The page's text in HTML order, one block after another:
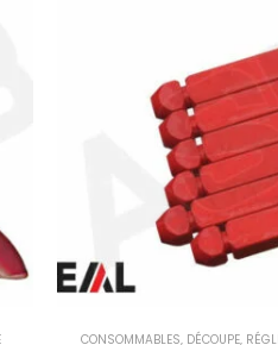
CONSOMMABLES, DÉCOUPE,